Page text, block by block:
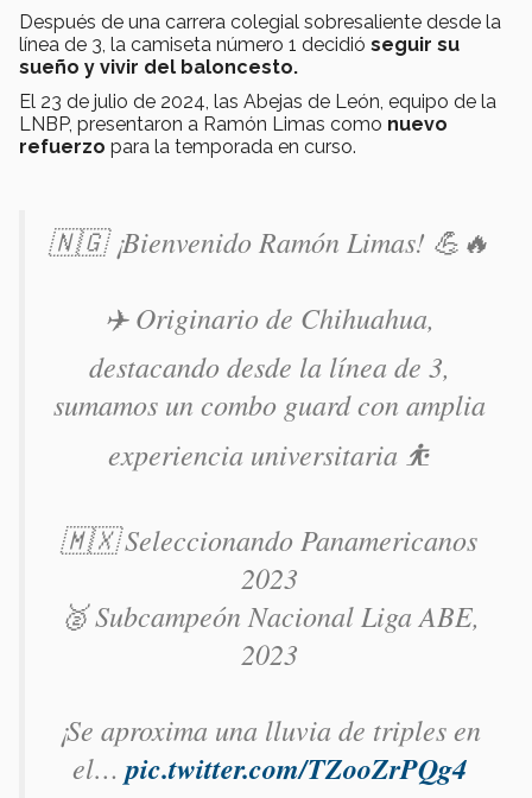
Después de una carrera colegial sobresaliente desde la
línea de 3, la camiseta número 1 decidió seguir su
sueño y vivir del baloncesto.
El 23 de julio de 2024, las Abejas de León, equipo de la
LNBP, presentaron a Ramón Limas como nuevo
refuerzo para la temporada en curso.
🇳🇬 ¡Bienvenido Ramón Limas! 💪🔥
✈️ Originario de Chihuahua,
destacando desde la línea de 3,
sumamos un combo guard con amplia
experiencia universitaria ⛹️
🇲🇽 Seleccionando Panamericanos
2023
🥈 Subcampeón Nacional Liga ABE,
2023
¡Se aproxima una lluvia de triples en
el…pic.twitter.com/TZooZrPQg4